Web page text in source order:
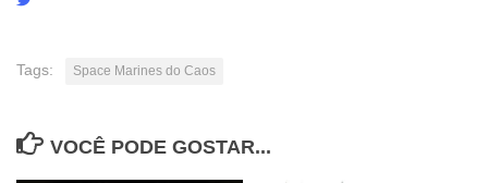
Tags: Space Marines do Caos
VOCÊ PODE GOSTAR...